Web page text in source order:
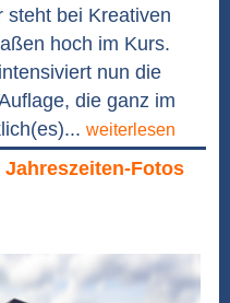
steht bei Kreativen
hoch im Kurs.
nun die
die ganz im
weiterlesen
Fotos